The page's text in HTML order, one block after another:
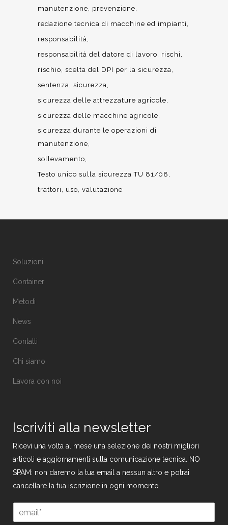
manutenzione
prevenzione
redazione tecnica di macchine ed impianti
responsabilità
responsabilità del datore di lavoro
rischi
rischio scelta del DPI per la sicurezza
sentenza sicurezza
sicurezza delle attrezzature agricole
sicurezza delle macchine agricole
sicurezza durante le operazioni di
manutenzione
sollevamento
Testo unico sulla sicurezza TU 81/08
trattori
uso valutazione
Soluzioni
Container
Metodi
News
Contatti
Chi siamo
Lavora con noi
Iscriviti alla newsletter
Ricevi una volta al mese una selezione dei nostri migliori
articoli e aggiornamenti sulla comunicazione tecnica. NO
SPAM: non daremo la tua email a nessun altro e potrai
cancellare la tua iscrizione in ogni momento.
G
P
m